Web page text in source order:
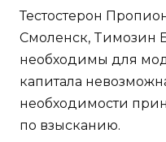
Тестостерон
Смоленск, Tимозин
необходимы для
капитала
необходимости
по взысканию.